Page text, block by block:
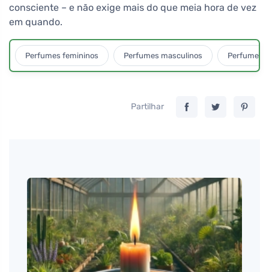
consciente – e não exige mais do que meia hora de vez
em quando.
Perfumes femininos Perfumes masculinos Perfumes
Partilhar